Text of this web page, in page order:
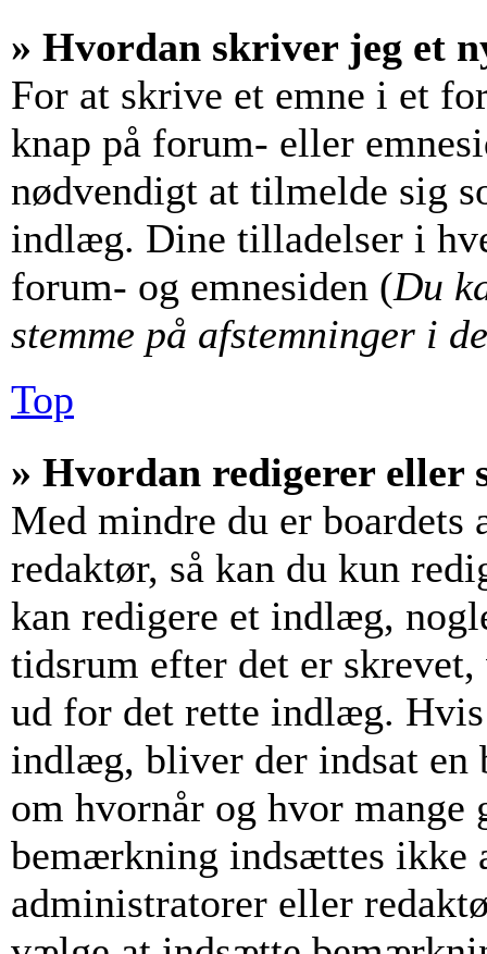
» Hvordan skriver jeg et
For at skrive et emne i et
knap på forum- eller
nødvendigt at tilmelde sig
indlæg. Dine tilladelser i
forum- og emnesiden (Du
stemme på afstemninger i
Top
» Hvordan redigerer eller
Med mindre du er
redaktør, så kan du kun
kan redigere et indlæg,
tidsrum efter det er
ud for det rette indlæg.
indlæg, bliver der indsat
om hvornår og hvor mange
bemærkning indsættes ikke
administratorer eller